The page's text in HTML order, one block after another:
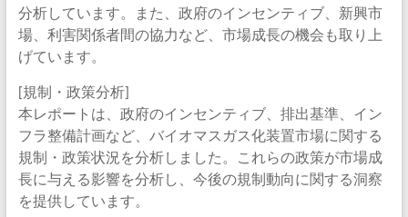
分析しています。また、政府のインセンティブ、新興市
場、利害関係者間の協力など、市場成長の機会も取り上
げています。
[規制・政策分析]
本レポートは、政府のインセンティブ、排出基準、イン
フラ整備計画など、バイオマスガス化装置市場に関する
規制・政策状況を分析しました。これらの政策が市場成
長に与える影響を分析し、今後の規制動向に関する洞察
を提供しています。